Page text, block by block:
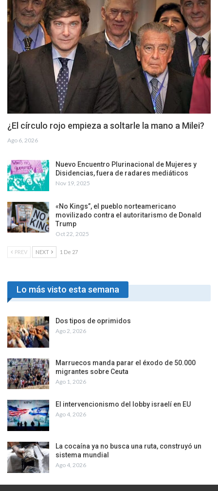
¿El círculo rojo empieza a soltarle la mano a Milei?
Ago 6, 2026
Nuevo Encuentro Plurinacional de Mujeres y
Disidencias, fuera de radares mediáticos
Nov 19, 2025
«No Kings”, el pueblo norteamericano
movilizado contra el autoritarismo de Donald
Trump
Oct 22, 2025
PREV NEXT 1 De 27
Lo más visto esta semana
Dos tipos de oprimidos
Ago 2, 2026
Marruecos manda parar el éxodo de 50.000
migrantes sobre Ceuta
Ago 1, 2026
El intervencionismo del lobby israelí en EU
Ago 4, 2026
La cocaína ya no busca una ruta, construyó un
sistema mundial
Ago 4, 2026